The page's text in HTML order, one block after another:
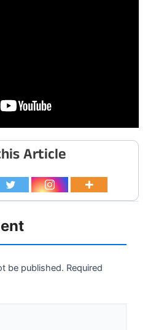
Article
be published. Required